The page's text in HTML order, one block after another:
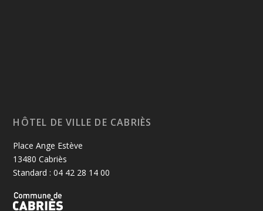
HÔTEL DE VILLE DE CABRIÈS
Place Ange Estève
13480 Cabriès
Standard : 04 42 28 14 00